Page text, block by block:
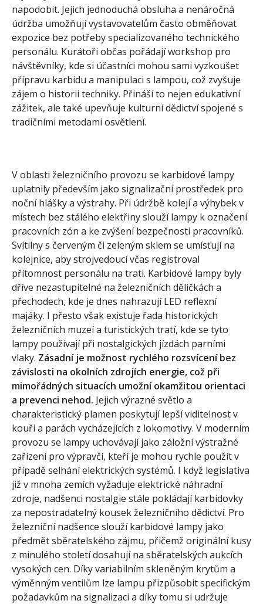
napodobit. Jejich jednoduchá obsluha a nenáročná
údržba umožňují vystavovatelům často obměňovat
expozice bez potřeby specializovaného technického
personálu. Kurátoři občas pořádají workshop pro
návštěvníky, kde si účastníci mohou sami vyzkoušet
přípravu karbidu a manipulaci s lampou, což zvyšuje
zájem o historii techniky. Přináší to nejen edukativní
zážitek, ale také upevňuje kulturní dědictví spojené s
tradičními metodami osvětlení.
V oblasti železničního provozu se karbidové lampy
uplatnily především jako signalizační prostředek pro
noční hlášky a výstrahy. Při údržbě kolejí a výhybek v
místech bez stálého elektřiny slouží lampy k označení
pracovních zón a ke zvýšení bezpečnosti pracovníků.
Svítilny s červeným či zeleným sklem se umísťují na
kolejnice, aby strojvedoucí včas registroval
přítomnost personálu na trati. Karbidové lampy byly
dříve nezastupitelné na železničních děličkách a
přechodech, kde je dnes nahrazují LED reflexní
majáky. I přesto však existuje řada historických
železničních muzeí a turistických tratí, kde se tyto
lampy používají při nostalgických jízdách parními
vlaky. Zásadní je možnost rychlého rozsvícení bez
závislosti na okolních zdrojích energie, což při
mimořádných situacích umožní okamžitou orientaci
a prevenci nehod. Jejich výrazné světlo a
charakteristický plamen poskytují lepší viditelnost v
kouři a parách vycházejících z lokomotivy. V moderním
provozu se lampy uchovávají jako záložní výstražné
zařízení pro výpravčí, kteří je mohou rychle použít v
případě selhání elektrických systémů. I když legislativa
již v mnoha zemích vyžaduje elektrické náhradní
zdroje, nadšenci nostalgie stále pokládají karbidovky
za nepostradatelný kousek železničního dědictví. Pro
železniční nadšence slouží karbidové lampy jako
předmět sběratelského zájmu, přičemž originální kusy
z minulého století dosahují na sběratelských aukcích
vysokých cen. Díky variabilním skleněným krytům a
výměnným ventilům lze lampu přizpůsobit specifickým
požadavkům na signalizaci a díky tomu si udržuje